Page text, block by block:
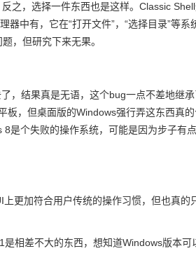
之，选择一件东西也是这样。Classic
中有，它在“打开文件”，“选择目录”等系
，但研究下来无果。
，结果真是无语，这个bug一点不差地继
，但桌面版的Windows强行弄这东西真
是个失败的操作系统，可能是因为步子有
更加符合用户传统的操作习惯，但也真的
相差不大的东西，想知道Windows版本可